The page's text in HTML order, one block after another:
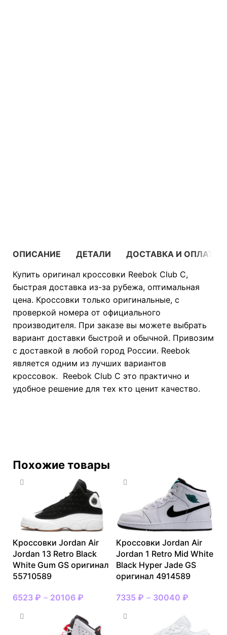
ОПИСАНИЕ ДЕТАЛИ
ДОСТАВКА И ОПЛАТА
Купить оригинал кроссовки Reebok Club C,
быстрая доставка из-за рубежа, оптимальная
цена. Кроссовки только оригинальные, с
проверкой номера от официального
производителя. При заказе вы можете выбрать
вариант доставки быстрой и обычной. Привозим
с доставкой в любой город России. Reebok
является одним из лучших вариантов
кроссовок. Reebok Club C это практично и
удобное решение для тех кто ценит качество.
Похожие товары
Кроссовки Jordan Air
Jordan 13 Retro Black
White Gum GS оригинал
55710589
6523 ₽ – 20106 ₽
Кроссовки Jordan Air
Jordan 1 Retro Mid White
Black Hyper Jade GS
оригинал 4914589
7335 ₽ – 30040 ₽